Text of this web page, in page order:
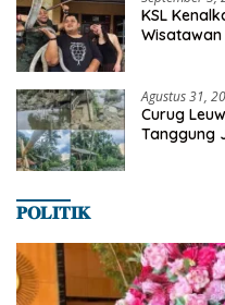
KSL
Agustus 31,
Curug
Tanggung
𝐏𝐎𝐋𝐈𝐓𝐈𝐊